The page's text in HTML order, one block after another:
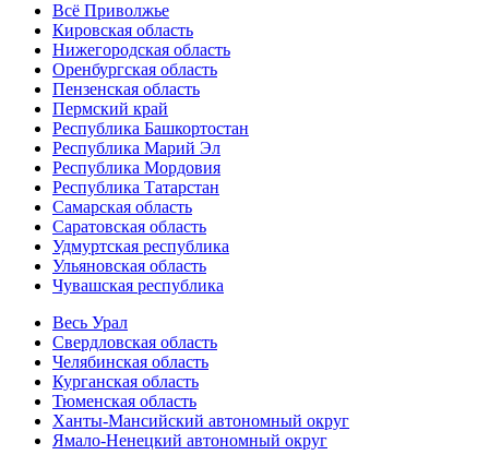
Всё Приволжье
Кировская область
Нижегородская область
Оренбургская область
Пензенская область
Пермский край
Республика Башкортостан
Республика Марий Эл
Республика Мордовия
Республика Татарстан
Самарская область
Саратовская область
Удмуртская республика
Ульяновская область
Чувашская республика
Весь Урал
Свердловская область
Челябинская область
Курганская область
Тюменская область
Ханты-Мансийский автономный округ
Ямало-Ненецкий автономный округ